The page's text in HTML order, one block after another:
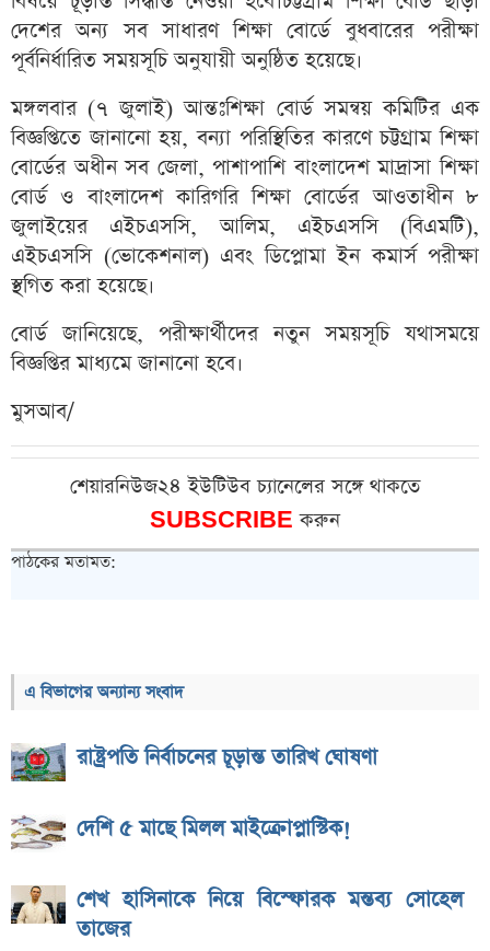
দেশের অন্য সব সাধারণ শিক্ষা বোর্ডে বুধবারের পরীক্ষা
পূর্বনির্ধারিত সময়সূচি অনুযায়ী অনুষ্ঠিত হয়েছে।
মঙ্গলবার (৭ জুলাই) আন্তঃশিক্ষা বোর্ড সমন্বয় কমিটির এক
বিজ্ঞপ্তিতে জানানো হয়, বন্যা পরিস্থিতির কারণে চট্টগ্রাম শিক্ষা
বোর্ডের অধীন সব জেলা, পাশাপাশি বাংলাদেশ মাদ্রাসা শিক্ষা
বোর্ড ও বাংলাদেশ কারিগরি শিক্ষা বোর্ডের আওতাধীন ৮
জুলাইয়ের এইচএসসি, আলিম, এইচএসসি (বিএমটি),
এইচএসসি (ভোকেশনাল) এবং ডিপ্লোমা ইন কমার্স পরীক্ষা
স্থগিত করা হয়েছে।
বোর্ড জানিয়েছে, পরীক্ষার্থীদের নতুন সময়সূচি যথাসময়ে
বিজ্ঞপ্তির মাধ্যমে জানানো হবে।
মুসআব/
শেয়ারনিউজ২৪ ইউটিউব চ্যানেলের সঙ্গে থাকতে
SUBSCRIBEকরুন
পাঠকের মতামত:
এ বিভাগের অন্যান্য সংবাদ
রাষ্ট্রপতি নির্বাচনের চূড়ান্ত তারিখ ঘোষণা
দেশি ৫ মাছে মিলল মাইক্রোপ্লাস্টিক!
শেখ হাসিনাকে নিয়ে বিস্ফোরক মন্তব্য সোহেল
তাজের